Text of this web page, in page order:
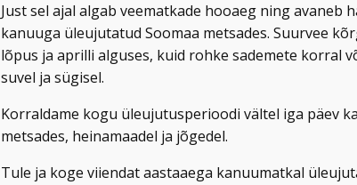
Just sel ajal algab veematkade hooaeg ning avaneb
kanuuga üleujutatud Soomaa metsades. Suurvee
lõpus ja aprilli alguses, kuid rohke sademete korral
suvel ja sügisel.
Korraldame kogu üleujutusperioodi vältel iga päev
metsades, heinamaadel ja jõgedel.
Tule ja koge viiendat aastaaega kanuumatkal